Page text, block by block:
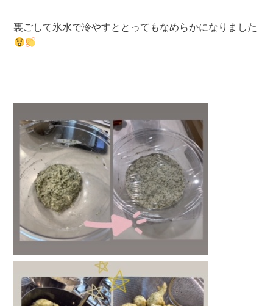
裏ごして氷水で冷やすととってもなめらかになりました